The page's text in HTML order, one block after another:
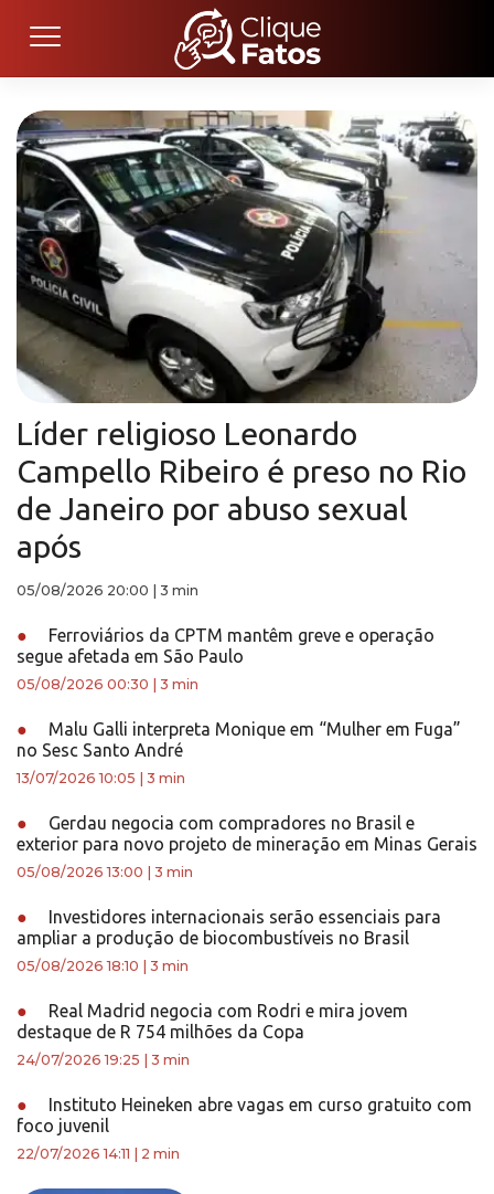
Líder religioso Leonardo
Campello Ribeiro é preso no Rio
de Janeiro por abuso sexual
após
05/08/2026 20:00 3 min
●
Ferroviários da CPTM mantêm greve e operação
segue afetada em São Paulo
05/08/2026 00:30 3 min
●
Malu Galli interpreta Monique em “Mulher em Fuga”
no Sesc Santo André
13/07/2026 10:05 3 min
●
Gerdau negocia com compradores no Brasil e
exterior para novo projeto de mineração em Minas Gerais
05/08/2026 13:00 3 min
●
Investidores internacionais serão essenciais para
ampliar a produção de biocombustíveis no Brasil
05/08/2026 18:10 3 min
●
Real Madrid negocia com Rodri e mira jovem
destaque de R 754 milhões da Copa
24/07/2026 19:25 3 min
●
Instituto Heineken abre vagas em curso gratuito com
foco juvenil
22/07/2026 14:11 2 min